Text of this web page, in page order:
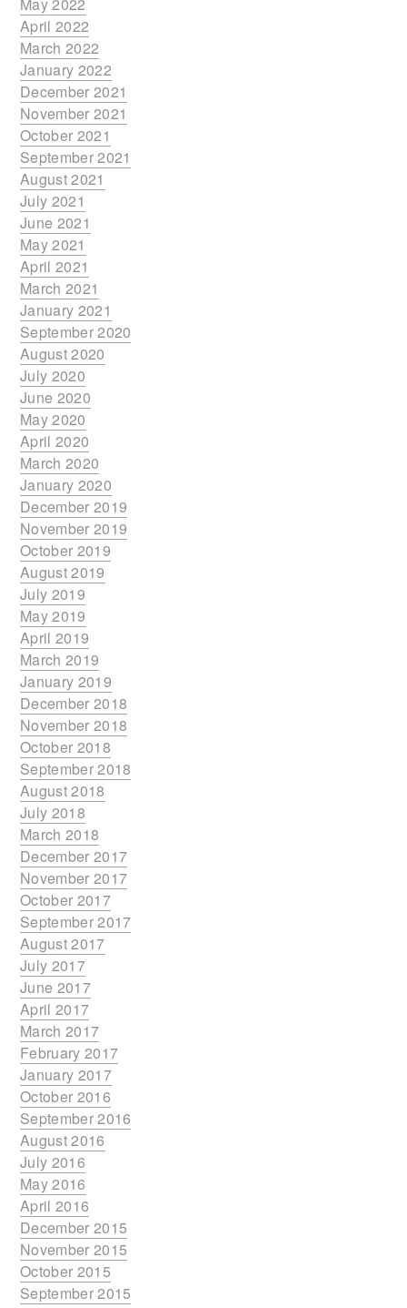
May 2022
April 2022
March 2022
January 2022
December 2021
November 2021
October 2021
September 2021
August 2021
July 2021
June 2021
May 2021
April 2021
March 2021
January 2021
September 2020
August 2020
July 2020
June 2020
May 2020
April 2020
March 2020
January 2020
December 2019
November 2019
October 2019
August 2019
July 2019
May 2019
April 2019
March 2019
January 2019
December 2018
November 2018
October 2018
September 2018
August 2018
July 2018
March 2018
December 2017
November 2017
October 2017
September 2017
August 2017
July 2017
June 2017
April 2017
March 2017
February 2017
January 2017
October 2016
September 2016
August 2016
July 2016
May 2016
April 2016
December 2015
November 2015
October 2015
September 2015